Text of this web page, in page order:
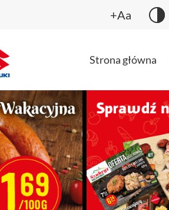
+Aa
Strona główna